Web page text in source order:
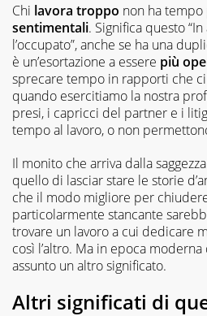
Chi lavora troppo non ha tempo
sentimentali. Significa questo
l’occupato”, anche se ha una
è un’esortazione a essere più
sprecare tempo in rapporti che
quando esercitiamo la nostra
presi, i capricci del partner e i
tempo al lavoro, o non
Il monito che arriva dalla
quello di lasciar stare le storie
che il modo migliore per
particolarmente stancante
trovare un lavoro a cui dedicare
così l’altro. Ma in epoca
assunto un altro significato.
Altri significati di